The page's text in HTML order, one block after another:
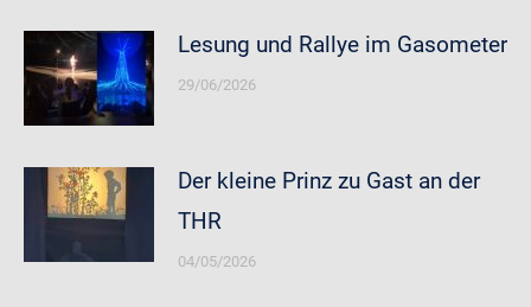
Lesung und Rallye im Gasometer
29/06/2026
Der kleine Prinz zu Gast an der
THR
04/05/2026